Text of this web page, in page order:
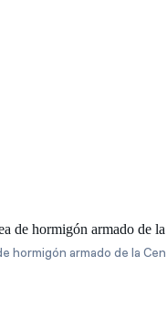
hormigón armado de la